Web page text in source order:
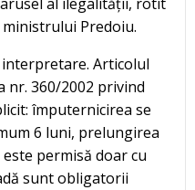
Predoiu.
Articolul
nr. 360/2002 privind
împuternicirea se
6 luni, prelungirea
permisă doar cu
sunt obligatorii